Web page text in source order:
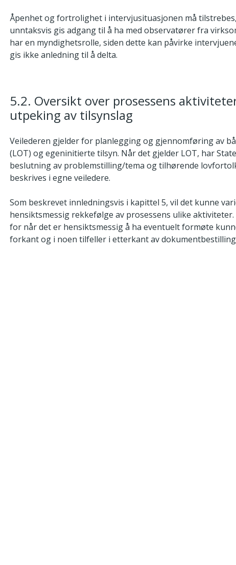
Åpenhet og fortrolighet i intervjusituasjonen må
unntaksvis gis adgang til å ha med observatører fra
har en myndighetsrolle, siden dette kan påvirke
gis ikke anledning til å delta.
5.2. Oversikt over prosessens
utpeking av tilsynslag
Veilederen gjelder for planlegging og gjennomføring av
(LOT) og egeninitierte tilsyn. Når det gjelder LOT, har
beslutning av problemstilling/tema og tilhørende
beskrives i egne veiledere.
Som beskrevet innledningsvis i kapittel 5, vil det kunne
hensiktsmessig rekkefølge av prosessens ulike
for når det er hensiktsmessig å ha eventuelt formøte
forkant og i noen tilfeller i etterkant av